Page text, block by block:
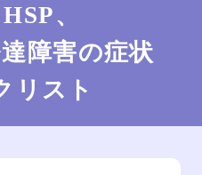
、
障害の症状
リスト